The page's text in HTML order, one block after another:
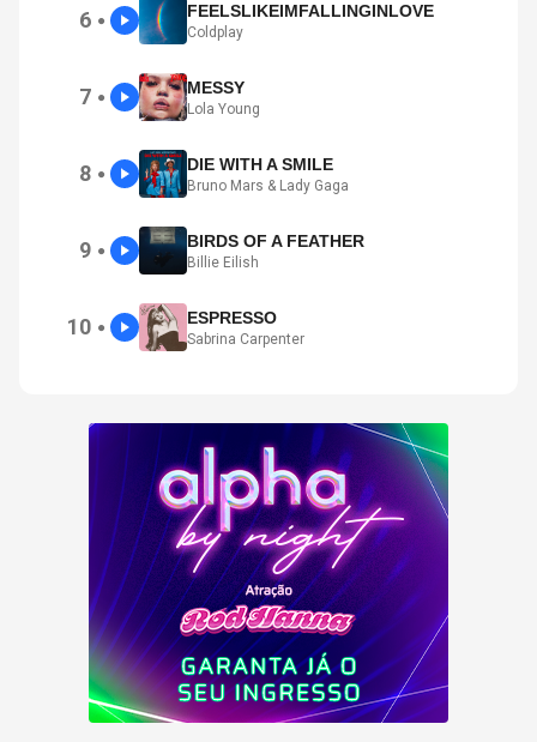
6 ● FEELSLIKEIMFALLINGINLOVE
Coldplay
7 ● MESSY
Lola Young
8 ● DIE WITH A SMILE
Bruno Mars & Lady Gaga
9 ● BIRDS OF A FEATHER
Billie Eilish
10 ● ESPRESSO
Sabrina Carpenter